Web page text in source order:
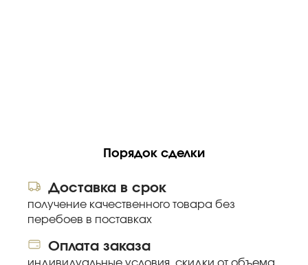
Порядок сделки
Доставка в срок
получение качественного товара без
перебоев в поставках
Оплата заказа